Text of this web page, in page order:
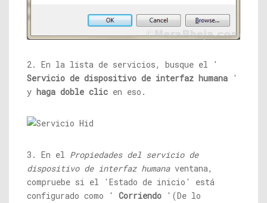
2. En la lista de servicios, busque el '
Servicio de dispositivo de interfaz humana '
y haga doble clic en eso.
3. En el Propiedades del servicio de
dispositivo de interfaz humanaventana,
compruebe si el 'Estado de inicio' está
configurado como ' Corriendo '(De lo